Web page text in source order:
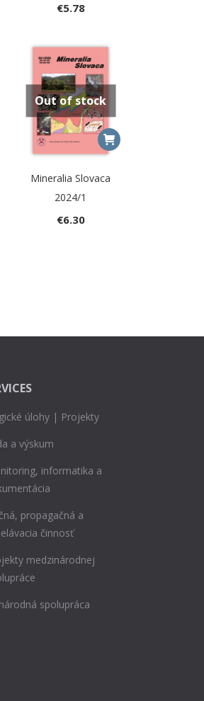
€5.78
Out of stock
Mineralia Slovaca
2024/1
€6.30
úlohy | Projekty
a výskum
informatika a
propagačná a
činnosť
medzinárodnej
spolupráca